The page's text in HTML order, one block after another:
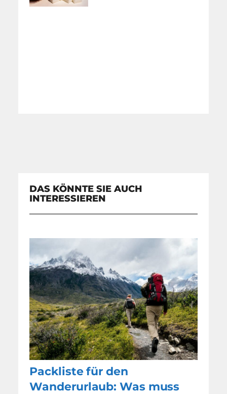
DAS KÖNNTE SIE AUCH
INTERESSIEREN
Packliste für den
Wanderurlaub: Was muss